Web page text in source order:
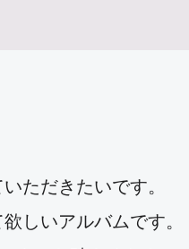
ただきたいです。
しいアルバムです。